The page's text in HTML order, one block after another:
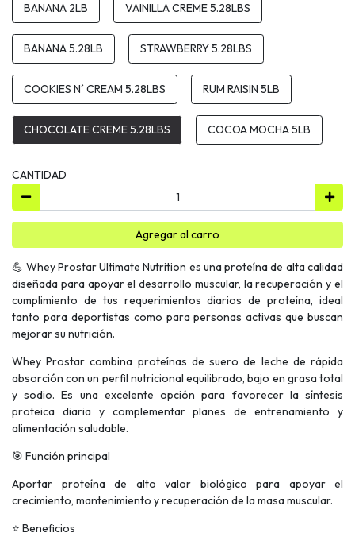
BANANA 2LB VAINILLA CREME 5.28LBS
BANANA 5.28LB STRAWBERRY 5.28LBS
COOKIES N´ CREAM 5.28LBS RUM RAISIN 5LB
CHOCOLATE CREME 5.28LBS COCOA MOCHA 5LB
CANTIDAD
Agregar al carro
💪 Whey Prostar Ultimate Nutrition es una proteína de alta calidad
diseñada para apoyar el desarrollo muscular, la recuperación y el
cumplimiento de tus requerimientos diarios de proteína, ideal
tanto para deportistas como para personas activas que buscan
mejorar su nutrición.
Whey Prostar combina proteínas de suero de leche de rápida
absorción con un perfil nutricional equilibrado, bajo en grasa total
y sodio. Es una excelente opción para favorecer la síntesis
proteica diaria y complementar planes de entrenamiento y
alimentación saludable.
🎯 Función principal
Aportar proteína de alto valor biológico para apoyar el
crecimiento, mantenimiento y recuperación de la masa muscular.
⭐ Beneficios